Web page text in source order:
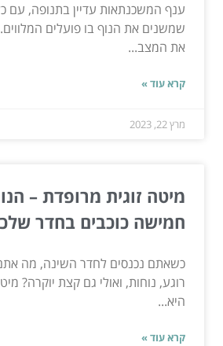
ענף המשכנתאות עדיין בתנופה, עם
שמשנים את הנוף בו פועלים
את המצב...
קרא עוד »
מרץ 22, 2023
מיטה זוגית מרופדת –
חמישה כוכבים בחדר
כשאתם נכנסים לחדר השינה, מה
רוגע, נוחות, ואולי גם קצת יוקרה?
היא...
קרא עוד »